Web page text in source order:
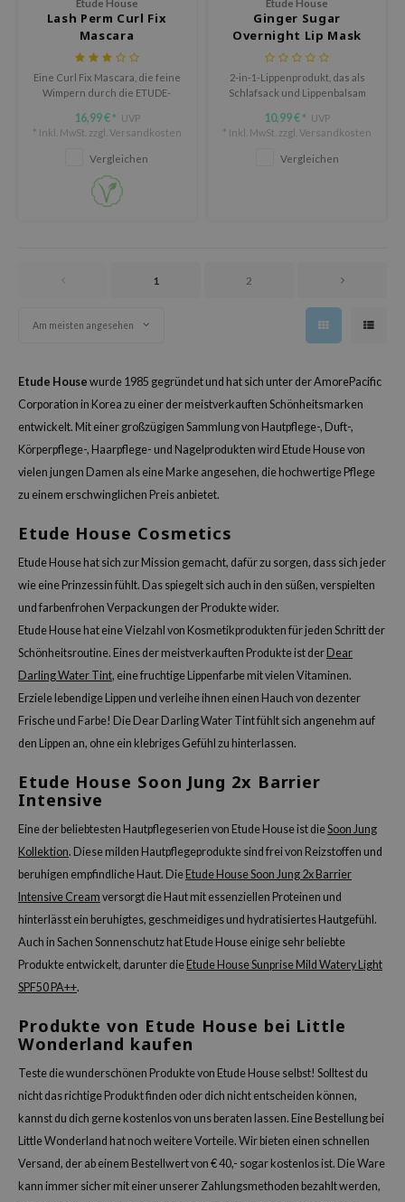
Mate
Etude House
Lash Perm Curl Fix
Mascara
Eine Curl Fix Mascara, die feine
Wimpern durch die ETUDE-
24 Stunden lang kraftvoll
geschwungen hält.
16,99 € * UVP
* Inkl. MwSt. zzgl. Versandkosten
Vergleichen
Etude House
Ginger Sugar
Overnight Lip Mask
2-in-1-Lippenprodukt, das als
Schlafsack und Lippenbalsam
10,99 € * UVP
* Inkl. MwSt. zzgl. Versandkosten
Vergleichen
1 2
Am meisten angesehen
Etude House wurde 1985 gegründet und hat sich unter der AmorePacific
Corporation in Korea zu einer der meistverkauften Schönheitsmarken
entwickelt. Mit einer großzügigen Sammlung von Hautpflege-, Duft-,
Körperpflege-, Haarpflege- und Nagelprodukten wird Etude House von
vielen jungen Damen als eine Marke angesehen, die hochwertige Pflege
zu einem erschwinglichen Preis anbietet.
Etude House Cosmetics
Etude House hat sich zur Mission gemacht, dafür zu sorgen, dass sich jeder
wie eine Prinzessin fühlt. Das spiegelt sich auch in den süßen, verspielten
und farbenfrohen Verpackungen der Produkte wider.
Etude House hat eine Vielzahl von Kosmetikprodukten für jeden Schritt der
Schönheitsroutine. Eines der meistverkauften Produkte ist der Dear
Darling Water Tint, eine fruchtige Lippenfarbe mit vielen Vitaminen.
Erziele lebendige Lippen und verleihe ihnen einen Hauch von dezenter
Frische und Farbe! Die Dear Darling Water Tint fühlt sich angenehm auf
den Lippen an, ohne ein klebriges Gefühl zu hinterlassen.
Etude House Soon Jung 2x Barrier
Intensive
Eine der beliebtesten Hautpflegeserien von Etude House ist dieSoon Jung
Kollektion. Diese milden Hautpflegeprodukte sind frei von Reizstoffen und
beruhigen empfindliche Haut. Die Etude House Soon Jung 2x Barrier
Intensive Cream versorgt die Haut mit essenziellen Proteinen und
hinterlässt ein beruhigtes, geschmeidiges und hydratisiertes Hautgefühl.
Auch in Sachen Sonnenschutz hat Etude House einige sehr beliebte
Produkte entwickelt, darunter die Etude House Sunprise Mild Watery Light
SPF50 PA++.
Produkte von Etude House bei Little
Wonderland kaufen
Teste die wunderschönen Produkte von Etude House selbst! Solltest du
nicht das richtige Produkt finden oder dich nicht entscheiden können,
kannst du dich gerne kostenlos von uns beraten lassen. Eine Bestellung bei
Little Wonderland hat noch weitere Vorteile. Wir bieten einen schnellen
Versand, der ab einem Bestellwert von € 40,- sogar kostenlos ist. Die Ware
kann immer sicher mit einer unserer Zahlungsmethoden bezahlt werden,